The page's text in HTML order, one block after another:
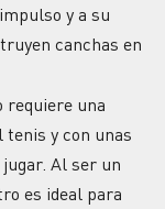
y a su
canchas en
requiere una
y con unas
jugar. Al ser un
es ideal para